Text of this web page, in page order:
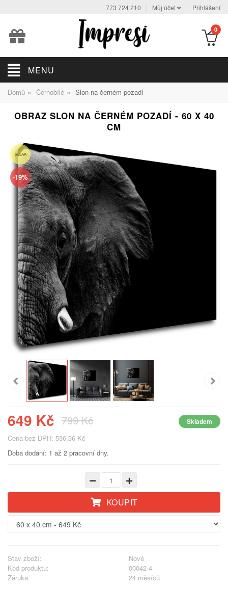
773 724 210 Můj účet Přihlášení
0
MENU
Domů » Černobílé » Slon na černém pozadí
OBRAZ SLON NA ČERNÉM POZADÍ - 60 X 40
CM
SLEVA
-19%
649 Kč 799 Kč Skladem
Cena bez DPH: 536,36 Kč
Doba dodání: 1 až 2 pracovní dny.
KOUPIT
Stav zboží:
Nové
Kód produktu:
00042-4
Záruka:
24 měsíců